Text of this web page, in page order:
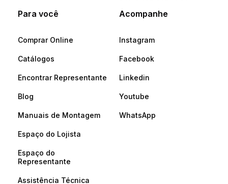
Para você
Comprar Online
Catálogos
Encontrar Representante
Blog
Manuais de Montagem
Espaço do Lojista
Espaço do
Representante
Assistência Técnica
Acompanhe
Instagram
Facebook
Linkedin
Youtube
WhatsApp